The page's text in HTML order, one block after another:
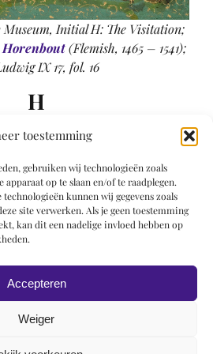
toestemming
gebruiken wij technologieën zoals
op te slaan en/of te raadplegen.
kunnen wij gegevens zoals
site verwerken. Als je geen toestemming
kan dit een nadelige invloed hebben op
Accepteren
Weiger
Initial H: The Visitation;
(Flemish, 1465 – 1541);
IX 17, fol. 16
H